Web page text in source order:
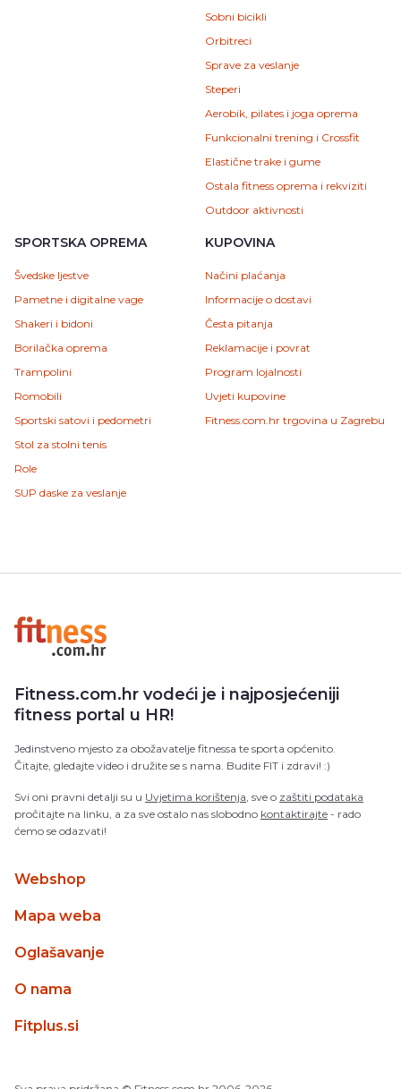
Sobni bicikli
Orbitreci
Sprave za veslanje
Steperi
Aerobik, pilates i joga oprema
Funkcionalni trening i Crossfit
Elastične trake i gume
Ostala fitness oprema i rekviziti
Outdoor aktivnosti
SPORTSKA OPREMA
Švedske ljestve
Pametne i digitalne vage
Shakeri i bidoni
Borilačka oprema
Trampolini
Romobili
Sportski satovi i pedometri
Stol za stolni tenis
Role
SUP daske za veslanje
KUPOVINA
Načini plaćanja
Informacije o dostavi
Česta pitanja
Reklamacije i povrat
Program lojalnosti
Uvjeti kupovine
Fitness.com.hr trgovina u Zagrebu
Fitness.com.hr vodeći je i najposjećeniji
fitness portal u HR!
Jedinstveno mjesto za obožavatelje fitnessa te sporta općenito.
Čitajte, gledajte video i družite se s nama. Budite FIT i zdravi! :)
Svi oni pravni detalji su u Uvjetima korištenja , sve o zaštiti podataka
pročitajte na linku, a za sve ostalo nas slobodno kontaktirajte - rado
ćemo se odazvati!
Webshop
Mapa weba
Oglašavanje
O nama
Fitplus.si